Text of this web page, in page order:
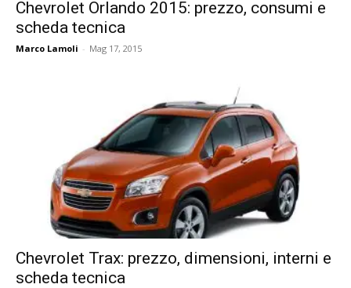
Chevrolet Orlando 2015: prezzo, consumi e
scheda tecnica
Marco Lamoli - Mag 17, 2015
Chevrolet Trax: prezzo, dimensioni, interni e
scheda tecnica